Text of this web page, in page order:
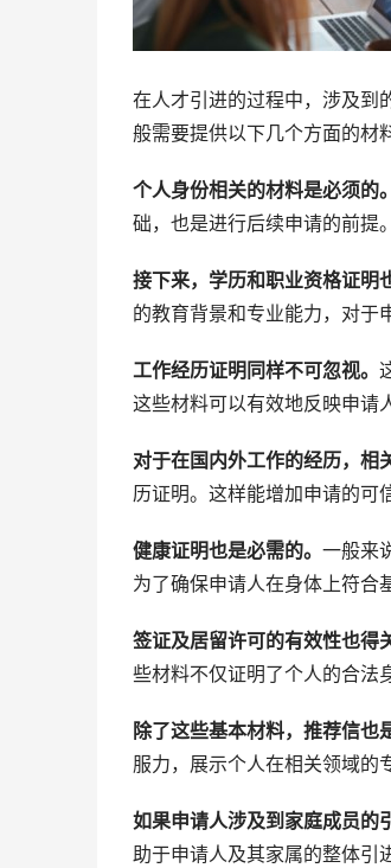
在人才引进的过程中，涉及到
般需要提供以下几个方面的材
个人身份相关的材料是必须的。
础，也是进行后续申请的前提。
接下来，学历和职业资格证明
的教育背景和专业能力，对于
工作经历证明同样不可忽视。
这些材料可以有效地反映申请
对于在国内外工作的经历，相
历证明。这样能增加申请的可
健康证明也是必需的。 一般来
为了确保申请人在身体上符合
签证及居留许可的有效性也得
些材料不仅证明了个人的合法
除了这些基本材料，推荐信也
服力，展示个人在相关领域的
如果申请人涉及到家庭成员的
助于申请人及其家属的整体引